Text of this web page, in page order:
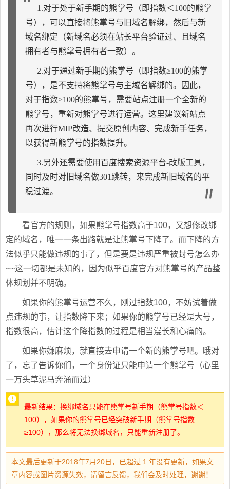
1.对于处于新手期的熊掌号（即指数＜100的熊掌
号），可以直接将熊掌号与旧域名解绑，然后与新
域名绑定（新域名必须在站长平台验证过、且域名
拥有者与熊掌号拥有者一致）。
2.对于通过新手期的熊掌号（即指数≥100的熊掌
号），是不支持将熊掌号与主域名解绑的。因此，
对于指数≥100的熊掌号，需要站点注册一个全新的
熊掌号，重新对熊掌号进行运营。这里建议新站点
再次进行MIP改造、提交原创内容、完成新手任务，
以获得新熊掌号的指数提升。
3.另外还需要使用百度搜索资源平台-改版工具，
同时及时对旧域名做301跳转，来完成新旧域名的平
稳过渡。
看官方的规则，如果熊掌号指数高于100，又想修改绑
定的域名，唯一一条出路就是让熊掌号下降了。而下降的方
法似乎只能做违规的事了，但是要是违规严重被封号怎么办
~~这一切都是未知的，因为似乎百度官方对熊掌号的产品整
体规划并不明确。
如果你的熊掌号运营不久，刚过指数100，不妨试着做
点违规的事，让指数降下来；如果你的熊掌号已经是大号，
指数很高，估计这个降指数的过程是相当漫长和心痛的。
如果你嫌麻烦，就直接去申请一个新的熊掌号吧。哦对
了，忘了告诉你们，一个身份证只能申请一个熊掌号（心里
一万头草泥马奔涌而过）
最新结果：换绑域名只能在熊掌号新手期（熊掌号指数＜
100），如果你的熊掌号已经突破新手期（熊掌号指数
≥100），那么将无法换绑域名，只能重新注册了。
本文最后更新于2018年7月20日，已超过 1 年没有更新，如果文
章内容或图片资源失效，请留言反馈，我们会及时处理，谢谢！